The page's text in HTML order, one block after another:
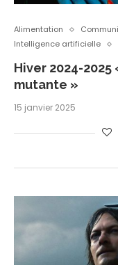
Alimentation
Intelligence artificielle
Hiver 2024-
mutante »
15 janvier 2025